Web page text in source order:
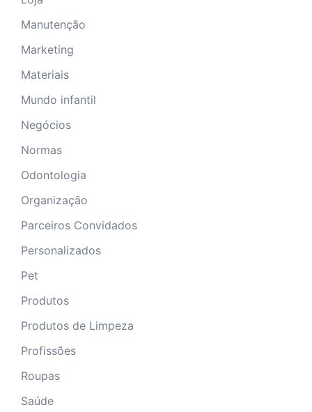
Manutenção
Marketing
Materiais
Mundo infantil
Negócios
Normas
Odontologia
Organização
Parceiros Convidados
Personalizados
Pet
Produtos
Produtos de Limpeza
Profissões
Roupas
Saúde